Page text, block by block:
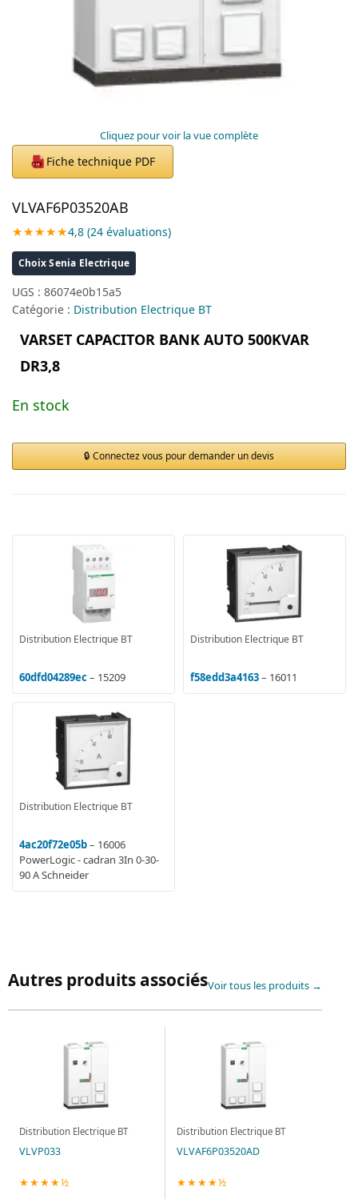
Cliquez pour voir la vue complète
PDF Fiche technique PDF
VLVAF6P03520AB
★★★★★4,8 (24 évaluations)
Choix Senia Electrique
UGS : 86074e0b15a5
Catégorie : Distribution Electrique BT
VARSET CAPACITOR BANK AUTO 500KVAR
DR3,8
En stock
Connectez vous pour demander un devis
Distribution Electrique BT
60dfd04289ec– 15209
Distribution Electrique BT
f58edd3a4163– 16011
Distribution Electrique BT
4ac20f72e05b– 16006
PowerLogic - cadran 3In 0-30-
90 A Schneider
Autres produits associésVoir tous les produits →
Distribution Electrique BT
VLVP033
★★★★½
Distribution Electrique BT
VLVAF6P03520AD
★★★★½